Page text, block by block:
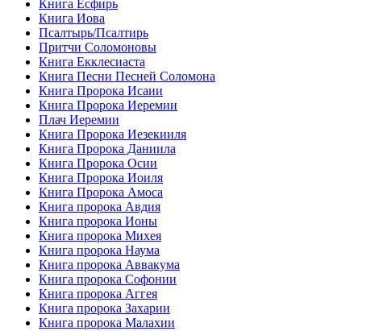
Книга Есфирь
Книга Иова
Псалтырь/Псалтирь
Притчи Соломоновы
Книга Екклесиаста
Книга Песни Песней Соломона
Книга Пророка Исаии
Книга Пророка Иеремии
Плач Иеремии
Книга Пророка Иезекииля
Книга Пророка Даниила
Книга Пророка Осии
Книга Пророка Иоиля
Книга Пророка Амоса
Книга пророка Авдия
Книга пророка Ионы
Книга пророка Михея
Книга пророка Наума
Книга пророка Аввакума
Книга пророка Софонии
Книга пророка Аггея
Книга пророка Захарии
Книга пророка Малахии